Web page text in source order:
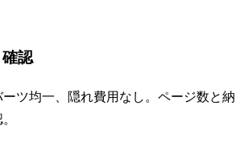
認
ーツ均一、隠れ費用なし。ページ数と納